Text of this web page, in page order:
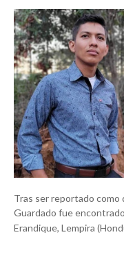
Tras ser reportado como
Guardado fue
Erandique, Lempira